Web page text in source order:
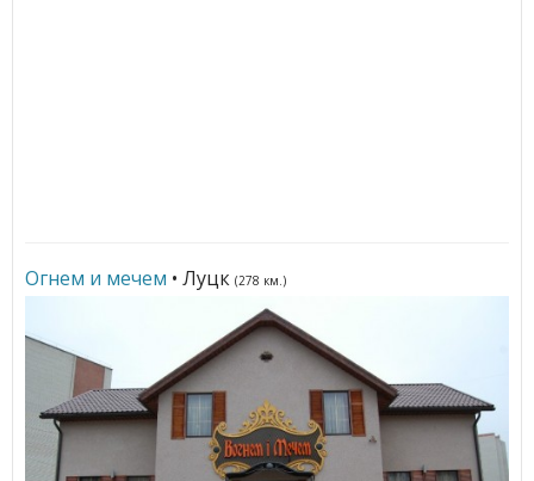
Огнем и мечем • Луцк (278 км.)